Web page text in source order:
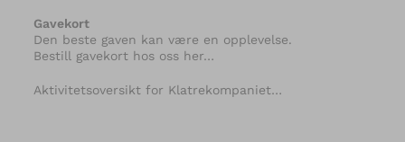
Gavekort
Den beste gaven kan være en opplevelse.
Bestill gavekort hos oss her…
Aktivitetsoversikt for Klatrekompaniet…